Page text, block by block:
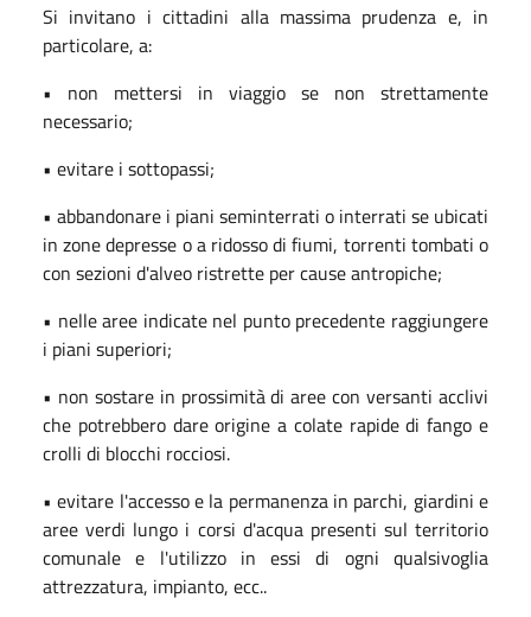
Si invitano i cittadini alla massima prudenza e, in
particolare, a:
• non mettersi in viaggio se non strettamente
necessario;
• evitare i sottopassi;
• abbandonare i piani seminterrati o interrati se ubicati
in zone depresse o a ridosso di fiumi, torrenti tombati o
con sezioni d'alveo ristrette per cause antropiche;
• nelle aree indicate nel punto precedente raggiungere
i piani superiori;
• non sostare in prossimità di aree con versanti acclivi
che potrebbero dare origine a colate rapide di fango e
crolli di blocchi rocciosi.
• evitare l'accesso e la permanenza in parchi, giardini e
aree verdi lungo i corsi d'acqua presenti sul territorio
comunale e l'utilizzo in essi di ogni qualsivoglia
attrezzatura, impianto, ecc..